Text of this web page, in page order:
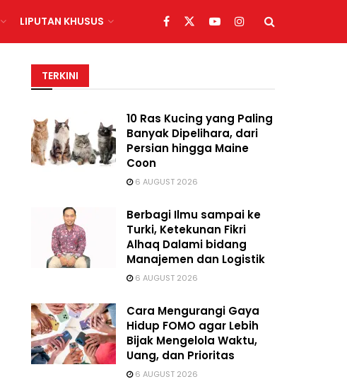
LIPUTAN KHUSUS
TERKINI
10 Ras Kucing yang Paling
Banyak Dipelihara, dari
Persian hingga Maine
Coon
6 AUGUST 2026
Berbagi Ilmu sampai ke
Turki, Ketekunan Fikri
Alhaq Dalami bidang
Manajemen dan Logistik
6 AUGUST 2026
Cara Mengurangi Gaya
Hidup FOMO agar Lebih
Bijak Mengelola Waktu,
Uang, dan Prioritas
6 AUGUST 2026